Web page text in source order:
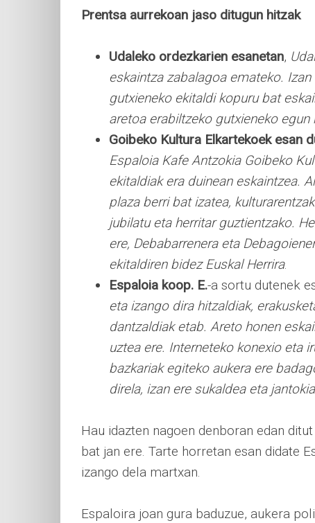
Prentsa aurrekoan jaso ditugun hitzak
Udaleko ordezkarien esanetan,
eskaintza zabalagoa emateko.
gutxieneko ekitaldi kopuru bat
aretoa erabiltzeko gutxieneko
Goibeko Kultura Elkartekoek esan
Espaloia Kafe Antzokia Goibeko
ekitaldiak era duinean eskaintzea.
plaza berri bat izatea,
jubilatu eta herritar guztientzako.
ere, Debabarrenera eta
ekitaldiren bidez Euskal Herrira.
Espaloia koop. E.-a sortu dutenek
eta izango dira hitzaldiak,
dantzaldiak etab. Areto honen
uztea ere. Interneteko konexio eta
bazkariak egiteko aukera ere
direla, izan ere sukaldea eta
Hau idazten nagoen denboran edan
bat jan ere. Tarte horretan esan didate
izango dela martxan.
Espaloira joan gura baduzue, aukera